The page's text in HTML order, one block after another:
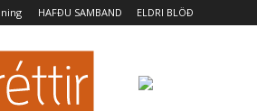
HAFÐU SAMBAND ELDRI BLÖÐ